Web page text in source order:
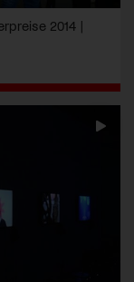
2014 |